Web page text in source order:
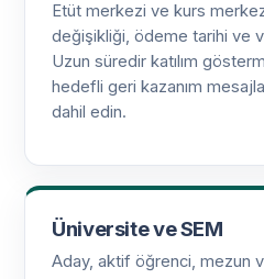
Etüt merkezi ve kurs
değişikliği, ödeme tarihi ve
Uzun süredir katılım
hedefli geri kazanım
dahil edin.
Üniversite ve SEM
Aday, aktif öğrenci, mezun